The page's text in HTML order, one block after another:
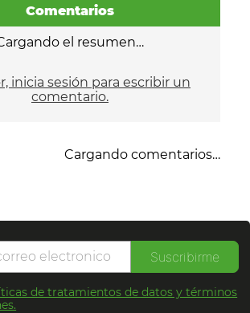
Comentarios
el resumen…
inicia sesión para escribir un
comentario.
Cargando comentarios…
Suscribirme
de tratamientos de datos y términos